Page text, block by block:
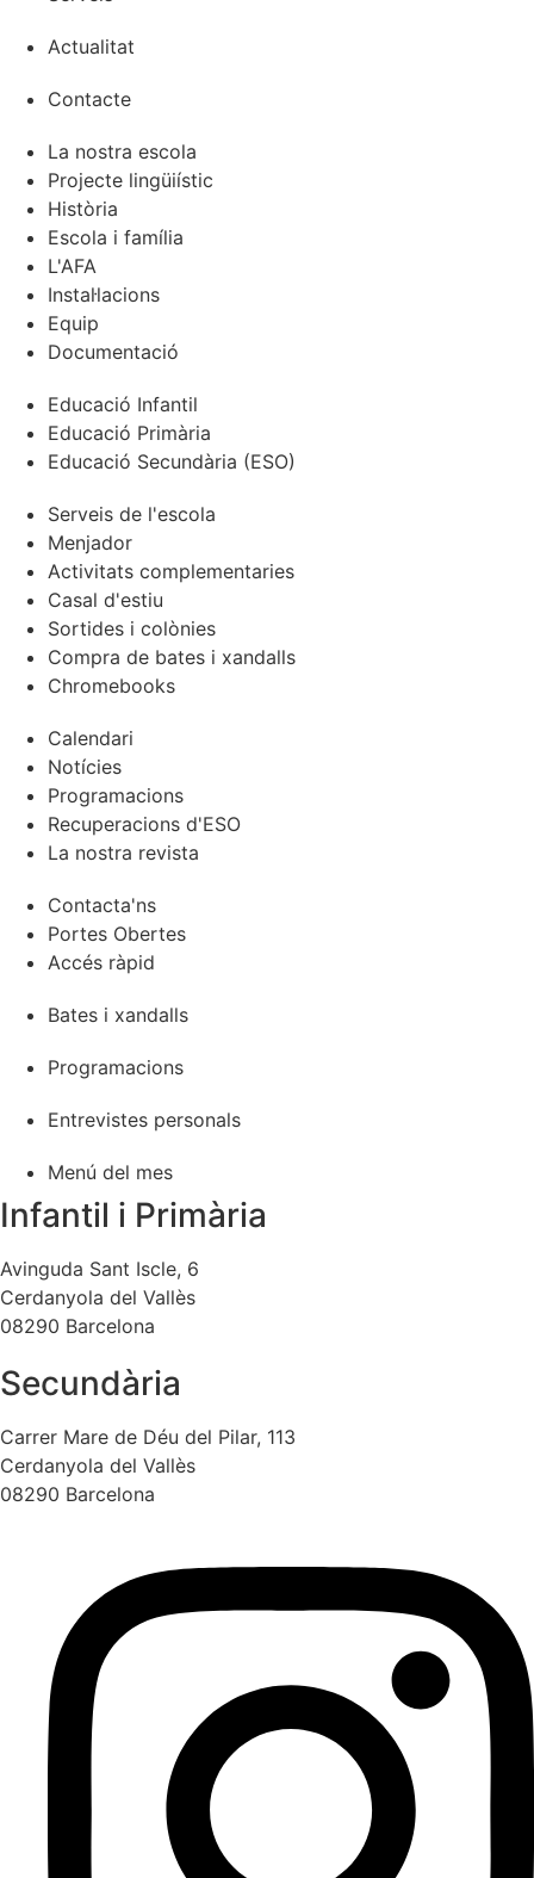
Actualitat
Contacte
La nostra escola
Projecte lingüiístic
Història
Escola i família
L'AFA
Instal·lacions
Equip
Documentació
Educació Infantil
Educació Primària
Educació Secundària (ESO)
Serveis de l'escola
Menjador
Activitats complementaries
Casal d'estiu
Sortides i colònies
Compra de bates i xandalls
Chromebooks
Calendari
Notícies
Programacions
Recuperacions d'ESO
La nostra revista
Contacta'ns
Portes Obertes
Accés ràpid
Bates i xandalls
Programacions
Entrevistes personals
Menú del mes
Infantil i Primària
Avinguda Sant Iscle, 6
Cerdanyola del Vallès
08290 Barcelona
Secundària
Carrer Mare de Déu del Pilar, 113
Cerdanyola del Vallès
08290 Barcelona